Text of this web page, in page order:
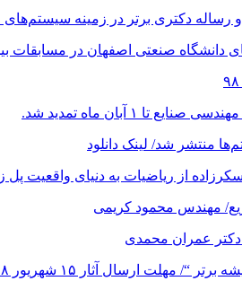
و رساله دکتری برتر در زمینه
صنعتی اصفهان در مسابقات
۱ آبان ماه تمدید شد.
منتشر شد/ لینک دانلود
از ریاضیات به دنیای واقعیت پل
مهندس محمود کریمی
دکتر عمران محمدی
مهلت ارسال آثار ۱۵ شهریور ۹۸